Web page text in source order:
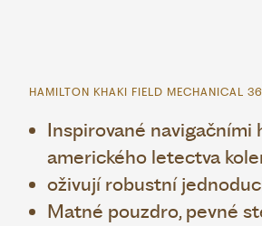
HAMILTON KHAKI FIELD MECHANICAL
Inspirované navigačními
amerického letectva
oživují robustní
Matné pouzdro, pevné